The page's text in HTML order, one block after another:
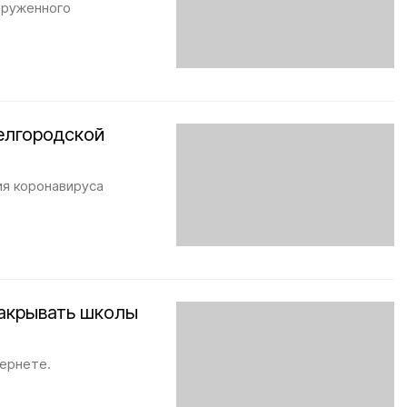
коронавируса
школы